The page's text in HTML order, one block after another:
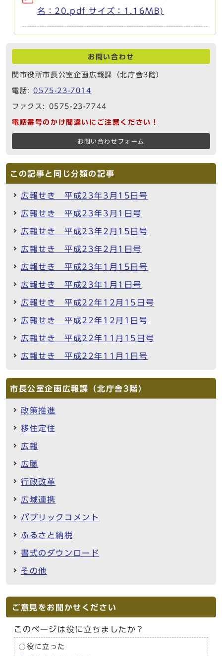
名：20.pdf サイズ：1.16MB)
お問い合わせ
関市役所市長公室企画広報課（北庁舎3階）
電話:0575-23-7014
ファクス: 0575-23-7744
電話番号のかけ間違いにご注意ください！
お問い合わせフォーム
この記事と同じ分類の記事
広報せき 平成23年3月15日号
広報せき 平成23年3月1日号
広報せき 平成23年2月15日号
広報せき 平成23年2月1日号
広報せき 平成23年1月15日号
広報せき 平成23年1月1日号
広報せき 平成22年12月15日号
広報せき 平成22年12月1日号
広報せき 平成22年11月15日号
広報せき 平成22年11月1日号
市長公室企画広報課（北庁舎3階）
政策推進
移住定住
広報
広聴
行政改革
広域連携
パブリックコメント
ふるさと納税
書式のダウンロード
その他
ご意見をお聞かせください
このページは役に立ちましたか？
役に立った